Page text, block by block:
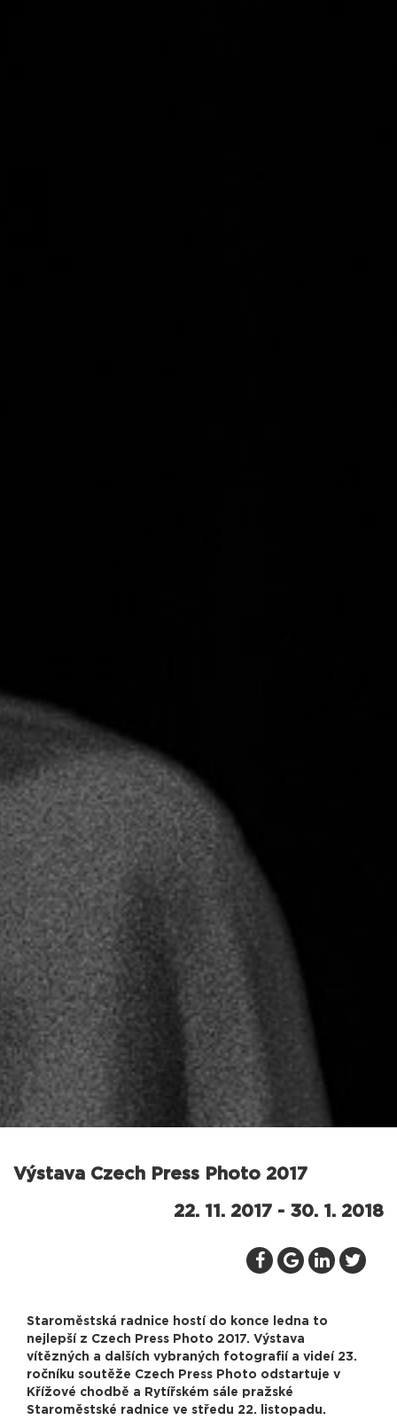
Výstava Czech Press Photo 2017
22. 11. 2017 - 30. 1. 2018
Staroměstská radnice hostí do konce ledna to
nejlepší z Czech Press Photo 2017. Výstava
vítězných a dalších vybraných fotografií a videí 23.
ročníku soutěže Czech Press Photo odstartuje v
Křížové chodbě a Rytířském sále pražské
Staroměstské radnice ve středu 22. listopadu.